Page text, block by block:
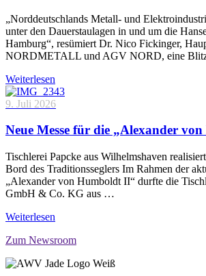
„Norddeutschlands Metall- und
unter den Dauerstaulagen in und um die
Hamburg“, resümiert Dr. Nico Fickinger,
NORDMETALL und AGV NORD, eine
Weiterlesen
9. Juli 2026
Neue Messe für die „Alexander
Tischlerei Papcke aus Wilhelmshaven
Bord des Traditionsseglers Im Rahmen der
„Alexander von Humboldt II“ durfte die
GmbH & Co. KG aus …
Weiterlesen
Zum Newsroom